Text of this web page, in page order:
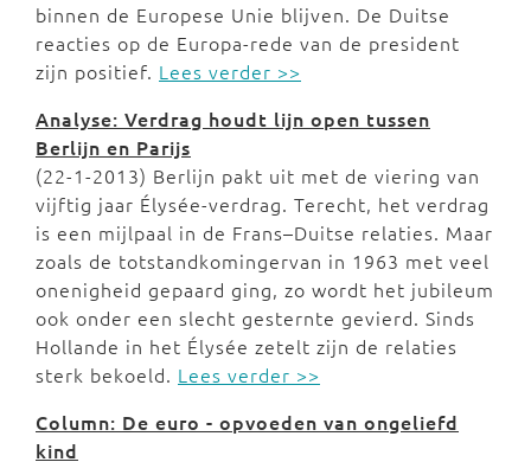
binnen de Europese Unie blijven. De Duitse
reacties op de Europa-rede van de president
zijn positief. Lees verder >>
Analyse: Verdrag houdt lijn open tussen
Berlijn en Parijs
(22-1-2013) Berlijn pakt uit met de viering van
vijftig jaar Élysée-verdrag. Terecht, het verdrag
is een mijlpaal in de Frans–Duitse relaties. Maar
zoals de totstandkomingervan in 1963 met veel
onenigheid gepaard ging, zo wordt het jubileum
ook onder een slecht gesternte gevierd. Sinds
Hollande in het Élysée zetelt zijn de relaties
sterk bekoeld. Lees verder >>
Column: De euro - opvoeden van ongeliefd
kind